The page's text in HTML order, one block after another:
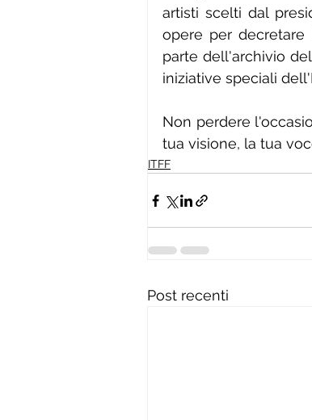
artisti scelti dal
opere per decretare
parte dell'archivio
iniziative speciali
Non perdere
tua visione, la tua
ITFF
Post recenti